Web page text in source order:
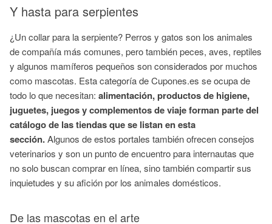
Y hasta para serpientes
¿Un collar para la serpiente? Perros y gatos son los animales
de compañía más comunes, pero también peces, aves, reptiles
y algunos mamíferos pequeños son considerados por muchos
como mascotas. Esta categoría de Cupones.es se ocupa de
todo lo que necesitan: alimentación, productos de higiene,
juguetes, juegos y complementos de viaje forman parte del
catálogo de las tiendas que se listan en esta
sección.Algunos de estos portales también ofrecen consejos
veterinarios y son un punto de encuentro para internautas que
no solo buscan comprar en línea, sino también compartir sus
inquietudes y su afición por los animales domésticos.
De las mascotas en el arte